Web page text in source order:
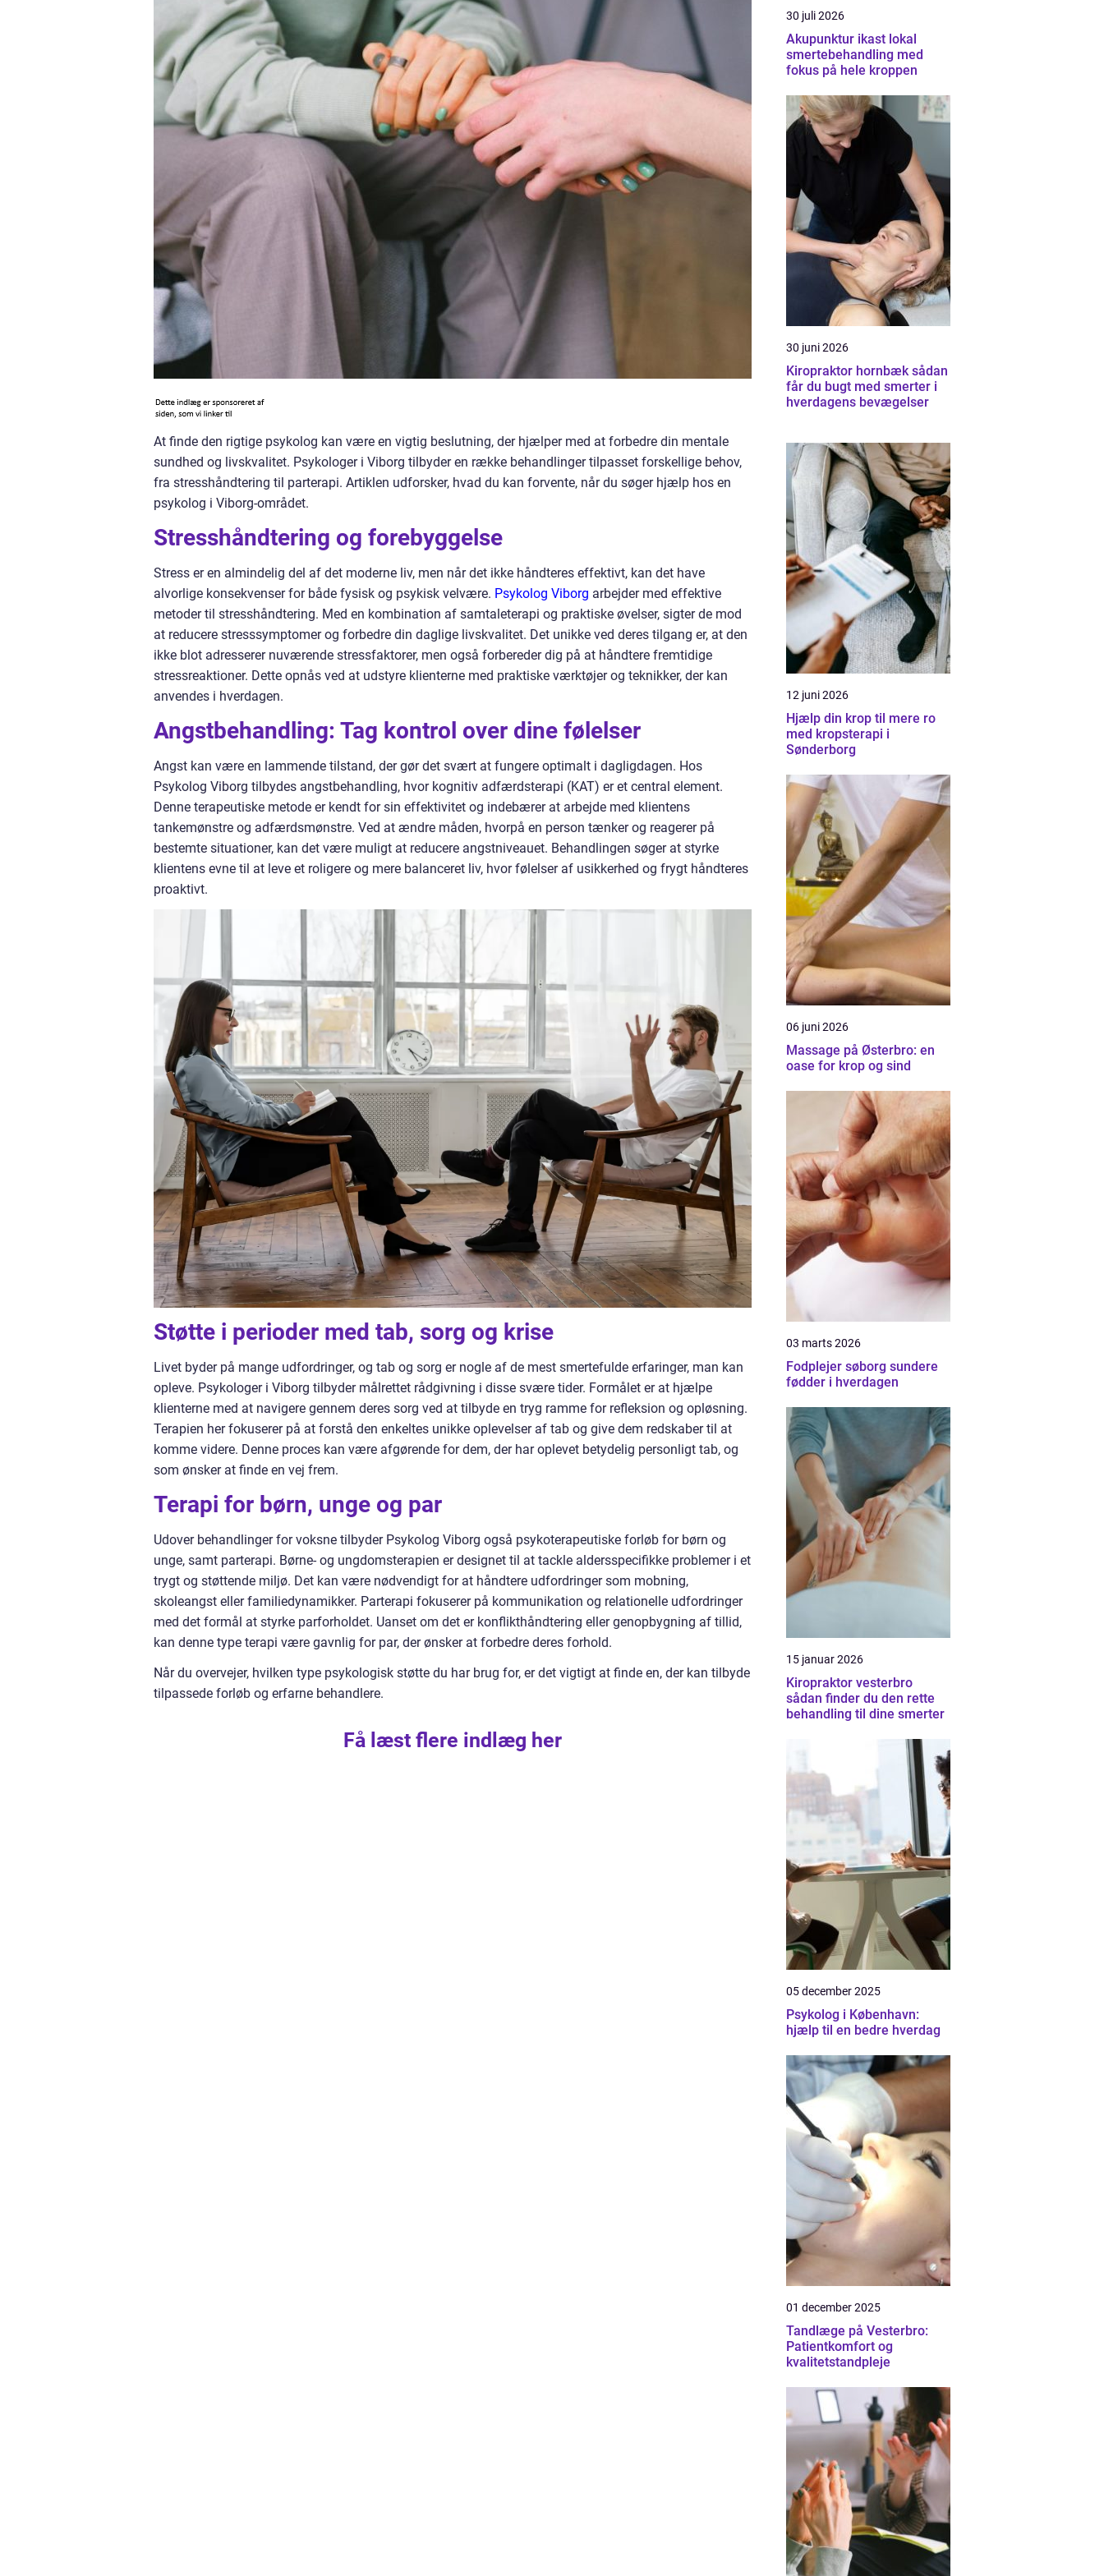
At finde den rigtige psykolog kan være en vigtig beslutning, der hjælper med at forbedre din mentale
sundhed og livskvalitet. Psykologer i Viborg tilbyder en række behandlinger tilpasset forskellige behov,
fra stresshåndtering til parterapi. Artiklen udforsker, hvad du kan forvente, når du søger hjælp hos en
psykolog i Viborg-området.
Stresshåndtering og forebyggelse
Stress er en almindelig del af det moderne liv, men når det ikke håndteres effektivt, kan det have
alvorlige konsekvenser for både fysisk og psykisk velvære. Psykolog Viborg arbejder med effektive
metoder til stresshåndtering. Med en kombination af samtaleterapi og praktiske øvelser, sigter de mod
at reducere stresssymptomer og forbedre din daglige livskvalitet. Det unikke ved deres tilgang er, at den
ikke blot adresserer nuværende stressfaktorer, men også forbereder dig på at håndtere fremtidige
stressreaktioner. Dette opnås ved at udstyre klienterne med praktiske værktøjer og teknikker, der kan
anvendes i hverdagen.
Angstbehandling: Tag kontrol over dine følelser
Angst kan være en lammende tilstand, der gør det svært at fungere optimalt i dagligdagen. Hos
Psykolog Viborg tilbydes angstbehandling, hvor kognitiv adfærdsterapi (KAT) er et central element.
Denne terapeutiske metode er kendt for sin effektivitet og indebærer at arbejde med klientens
tankemønstre og adfærdsmønstre. Ved at ændre måden, hvorpå en person tænker og reagerer på
bestemte situationer, kan det være muligt at reducere angstniveauet. Behandlingen søger at styrke
klientens evne til at leve et roligere og mere balanceret liv, hvor følelser af usikkerhed og frygt håndteres
proaktivt.
Støtte i perioder med tab, sorg og krise
Livet byder på mange udfordringer, og tab og sorg er nogle af de mest smertefulde erfaringer, man kan
opleve. Psykologer i Viborg tilbyder målrettet rådgivning i disse svære tider. Formålet er at hjælpe
klienterne med at navigere gennem deres sorg ved at tilbyde en tryg ramme for refleksion og opløsning.
Terapien her fokuserer på at forstå den enkeltes unikke oplevelser af tab og give dem redskaber til at
komme videre. Denne proces kan være afgørende for dem, der har oplevet betydelig personligt tab, og
som ønsker at finde en vej frem.
Terapi for børn, unge og par
Udover behandlinger for voksne tilbyder Psykolog Viborg også psykoterapeutiske forløb for børn og
unge, samt parterapi. Børne- og ungdomsterapien er designet til at tackle aldersspecifikke problemer i et
trygt og støttende miljø. Det kan være nødvendigt for at håndtere udfordringer som mobning,
skoleangst eller familiedynamikker. Parterapi fokuserer på kommunikation og relationelle udfordringer
med det formål at styrke parforholdet. Uanset om det er konflikthåndtering eller genopbygning af tillid,
kan denne type terapi være gavnlig for par, der ønsker at forbedre deres forhold.
Når du overvejer, hvilken type psykologisk støtte du har brug for, er det vigtigt at finde en, der kan tilbyde
tilpassede forløb og erfarne behandlere.
Få læst flere indlæg her
30 juli 2026
Akupunktur ikast lokal
smertebehandling med
fokus på hele kroppen
30 juni 2026
Kiropraktor hornbæk sådan
får du bugt med smerter i
hverdagens bevægelser
12 juni 2026
Hjælp din krop til mere ro
med kropsterapi i
Sønderborg
06 juni 2026
Massage på Østerbro: en
oase for krop og sind
03 marts 2026
Fodplejer søborg sundere
fødder i hverdagen
15 januar 2026
Kiropraktor vesterbro
sådan finder du den rette
behandling til dine smerter
05 december 2025
Psykolog i København:
hjælp til en bedre hverdag
01 december 2025
Tandlæge på Vesterbro:
Patientkomfort og
kvalitetstandpleje